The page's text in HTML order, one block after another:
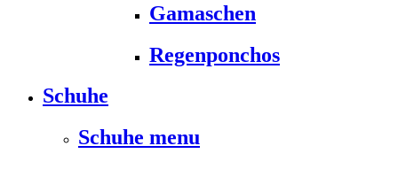
Gamaschen
Regenponchos
Schuhe
Schuhe menu